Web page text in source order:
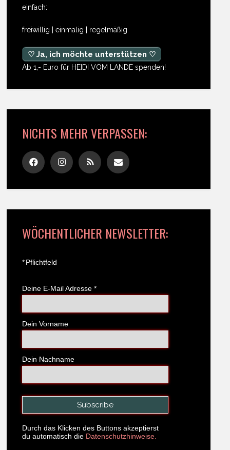
einfach:
freiwillig | einmalig | regelmäßig
♡ Ja, ich möchte unterstützen ♡
Ab 1,- Euro für HEIDI VOM LANDE spenden!
NICHTS MEHR VERPASSEN:
WÖCHENTLICHER NEWSLETTER:
*Pflichtfeld
Deine E-Mail Adresse *
Dein Vorname
Dein Nachname
Durch das Klicken des Buttons akzeptierst
du automatisch die Datenschutzhinweise.